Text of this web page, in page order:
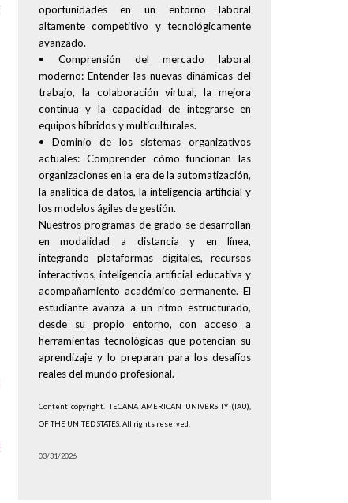
oportunidades en un entorno laboral
altamente competitivo y tecnológicamente
avanzado.
• Comprensión del mercado laboral
moderno: Entender las nuevas dinámicas del
trabajo, la colaboración virtual, la mejora
continua y la capacidad de integrarse en
equipos híbridos y multiculturales.
• Dominio de los sistemas organizativos
actuales: Comprender cómo funcionan las
organizaciones en la era de la automatización,
la analítica de datos, la inteligencia artificial y
los modelos ágiles de gestión.
Nuestros programas de grado se desarrollan
en modalidad a distancia y en línea,
integrando plataformas digitales, recursos
interactivos, inteligencia artificial educativa y
acompañamiento académico permanente. El
estudiante avanza a un ritmo estructurado,
desde su propio entorno, con acceso a
herramientas tecnológicas que potencian su
aprendizaje y lo preparan para los desafíos
reales del mundo profesional.
Content copyright. TECANA AMERICAN UNIVERSITY (TAU),
OF THE UNITED STATES. All rights reserved.
03/31/2026